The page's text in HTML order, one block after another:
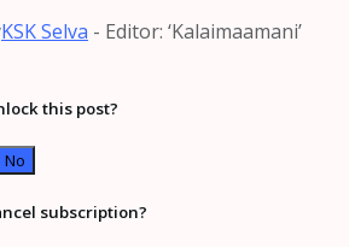
KSK Selva - Editor: ‘Kalaimaamani’
this post?
No
subscription?